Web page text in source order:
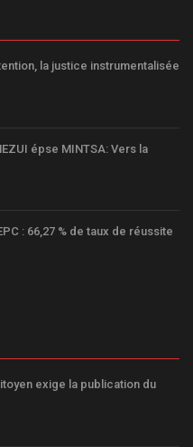
la justice instrumentalisée
épse MINTSA: Vers la
: 66,27 % de taux de réussite
exige la publication du